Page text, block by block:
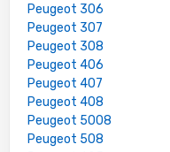
Peugeot 306
Peugeot 307
Peugeot 308
Peugeot 406
Peugeot 407
Peugeot 408
Peugeot 5008
Peugeot 508